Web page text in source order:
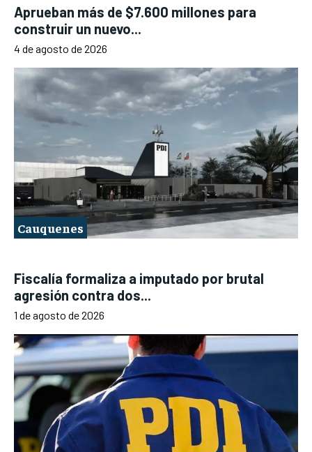
Aprueban más de $7.600 millones para
construir un nuevo...
4 de agosto de 2026
Cauquenes
Fiscalía formaliza a imputado por brutal
agresión contra dos...
1 de agosto de 2026